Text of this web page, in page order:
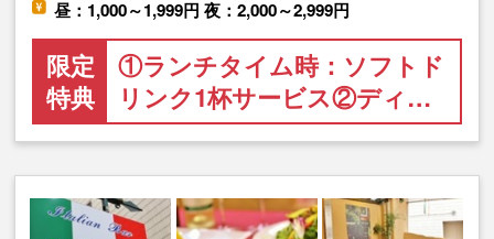
昼：1,000～1,999円 夜：2,000～2,999円
限定
特典
①ランチタイム時：ソフトド
リンク1杯サービス②ディ…